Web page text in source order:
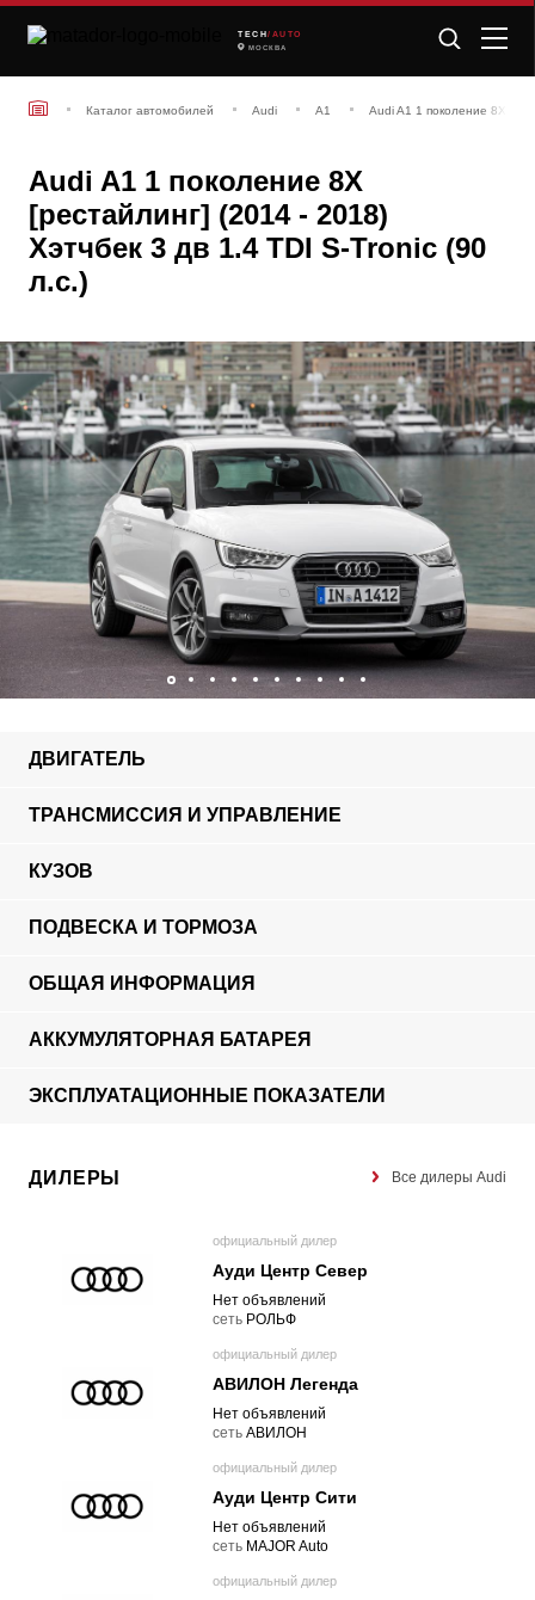
TECH /AUTO
МОСКВА
Каталог автомобилей Audi A1 Audi A1 1 поколение 8X
Audi A1 1 поколение 8X
[рестайлинг] (2014 - 2018)
Хэтчбек 3 дв 1.4 TDI S-Tronic (90
л.с.)
ДВИГАТЕЛЬ
ТРАНСМИССИЯ И УПРАВЛЕНИЕ
КУЗОВ
ПОДВЕСКА И ТОРМОЗА
ОБЩАЯ ИНФОРМАЦИЯ
АККУМУЛЯТОРНАЯ БАТАРЕЯ
ЭКСПЛУАТАЦИОННЫЕ ПОКАЗАТЕЛИ
ДИЛЕРЫ Все дилеры Audi
официальный дилер
Ауди Центр Север
Нет объявлений
cеть РОЛЬФ
официальный дилер
АВИЛОН Легенда
Нет объявлений
cеть АВИЛОН
официальный дилер
Ауди Центр Сити
Нет объявлений
cеть MAJOR Auto
официальный дилер